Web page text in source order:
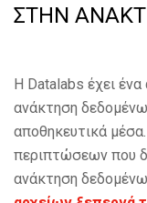
ΣΤΗΝ
Η Datalabs έχει
ανάκτηση
αποθηκευτικά
περιπτώσεων που
ανάκτηση